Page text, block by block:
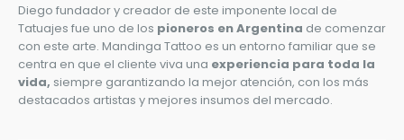
La historia de Mandinga Tattoo comenzó en los años 90, con
años de trayectoria en el mercado de tatuajes y Piercings,
Diego fundador y creador de este imponente local de
Tatuajes fue uno de los pioneros en Argentinade comenzar
con este arte. Mandinga Tattoo es un entorno familiar que se
centra en que el cliente viva unaexperiencia para toda la